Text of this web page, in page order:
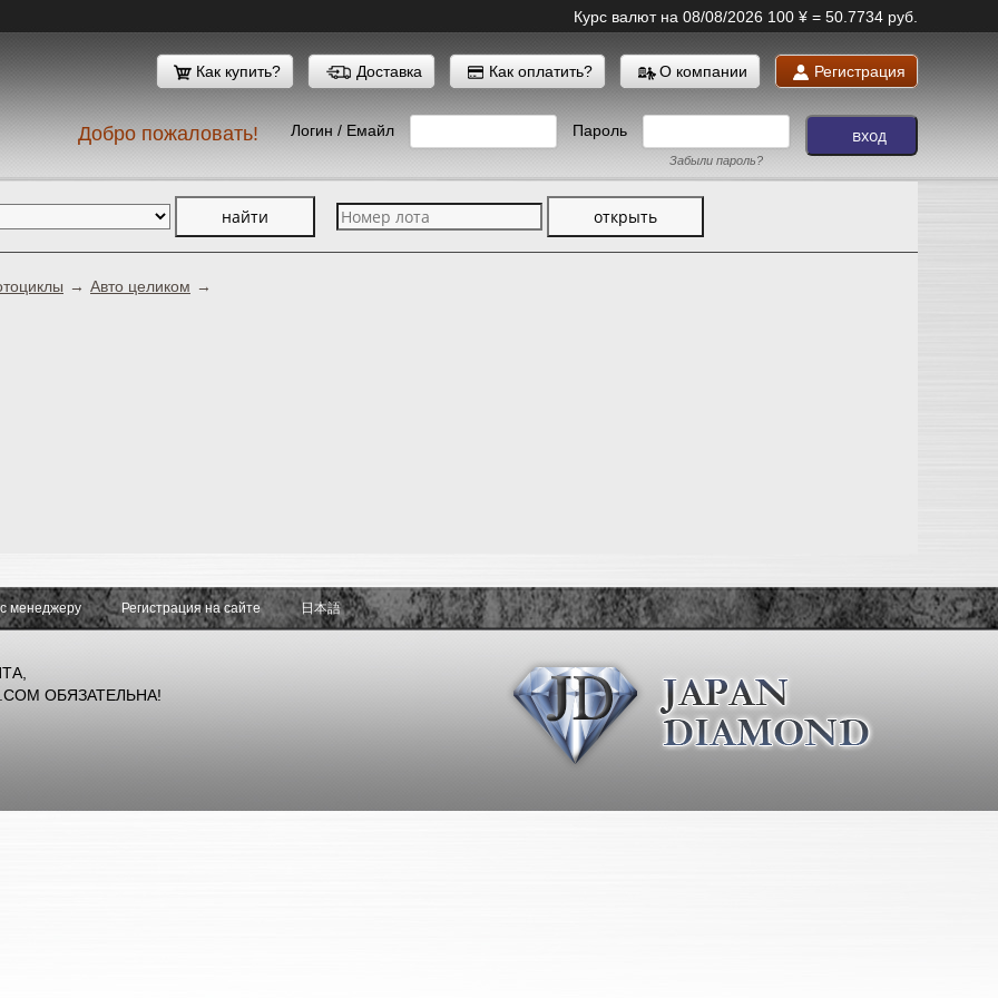
Курс валют на 08/08/2026 100 ¥ = 50.7734 руб.
Как купить? Доставка Как оплатить? О компании Регистрация
Добро пожаловать! Логин / Емайл Пароль
Забыли пароль?
Авто целиком
менеджеру Регистрация на сайте 日本語
ОБЯЗАТЕЛЬНА!